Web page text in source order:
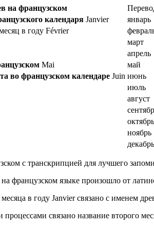
на французском
календаря Janvier январь
в году Février
март
апрель
Mai май
во французском календаре Juin июнь
июль
август
октябрь
ноябрь
декабрь
с транскрипцией для лучшего
французском языке произошло от
в году Janvier связано с именем
связано название второго